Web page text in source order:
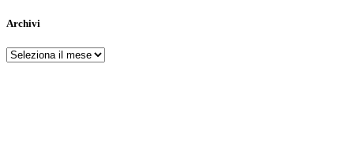
Archivi
Archivi